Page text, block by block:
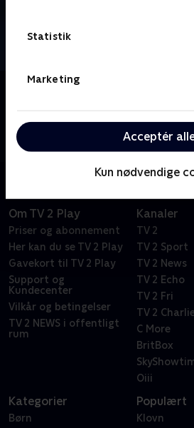
Statistik
Marketing
Acceptér
Kun nødvendige
disciplinen, der kæmper om
vinter-OL i Milano Cortina.
Om TV 2 Play
Priser og abonnement
Her kan du se TV 2 Play
Gavekort til TV 2 Play
Support og
Kundecenter
Vilkår og betingelser
TV 2 NEWS i offentligt
rum
Kanaler
TV 2
TV 2 Sport
TV 2 News
TV 2 Echo
TV 2 Fri
TV 2
C More
BritBox
Oiii
Kategorier
Børn
Populært
Klovn